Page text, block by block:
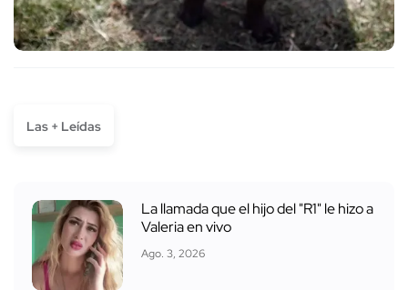
Las + Leídas
La llamada que el hijo del "R1" le hizo a
Valeria en vivo
Ago. 3, 2026